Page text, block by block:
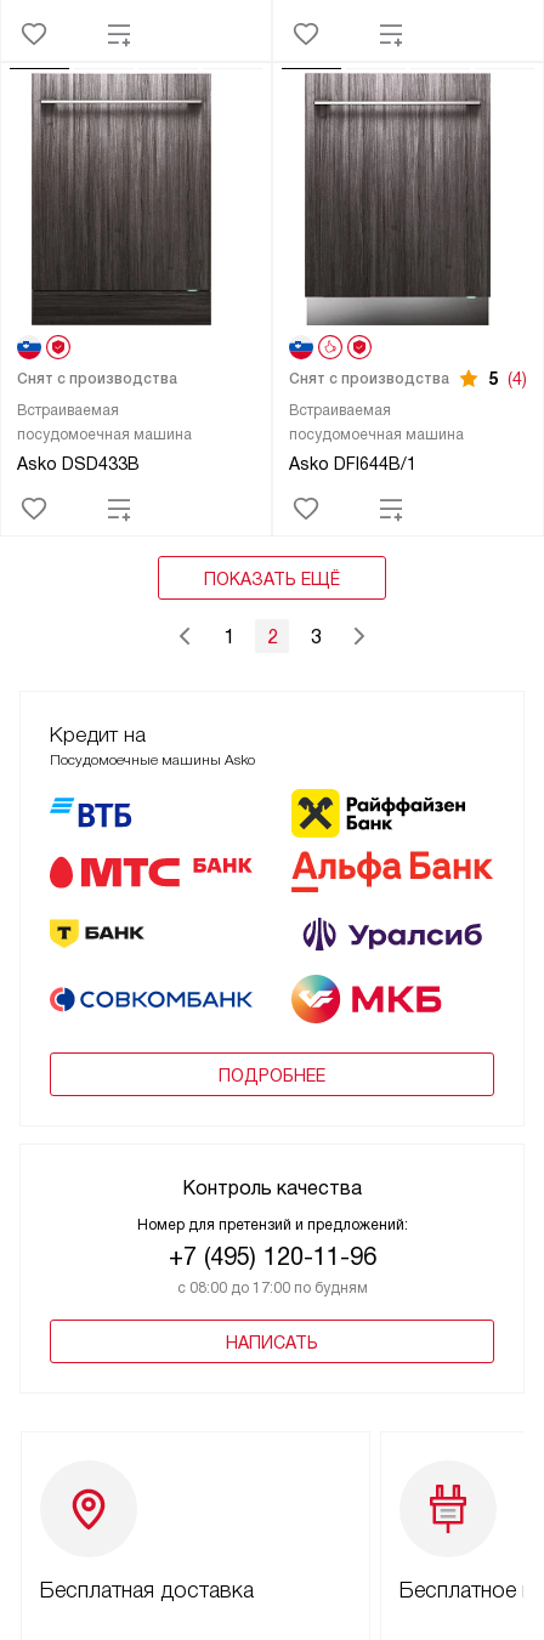
Встраиваемая
посудомоечная машина
Asko DSD433B
Снят с производства
Встраиваемая
посудомоечная машина
Asko DFI644B/1
Снят с производства 5 (4)
ПОКАЗАТЬ ЕЩЁ
1 2 3
Кредит на
Посудомоечные машины Asko
ПОДРОБНЕЕ
Контроль качества
Номер для претензий и предложений:
+7 (495) 120-11-96
с 08:00 до 17:00 по будням
НАПИСАТЬ
Бесплатная доставка Бесплатное